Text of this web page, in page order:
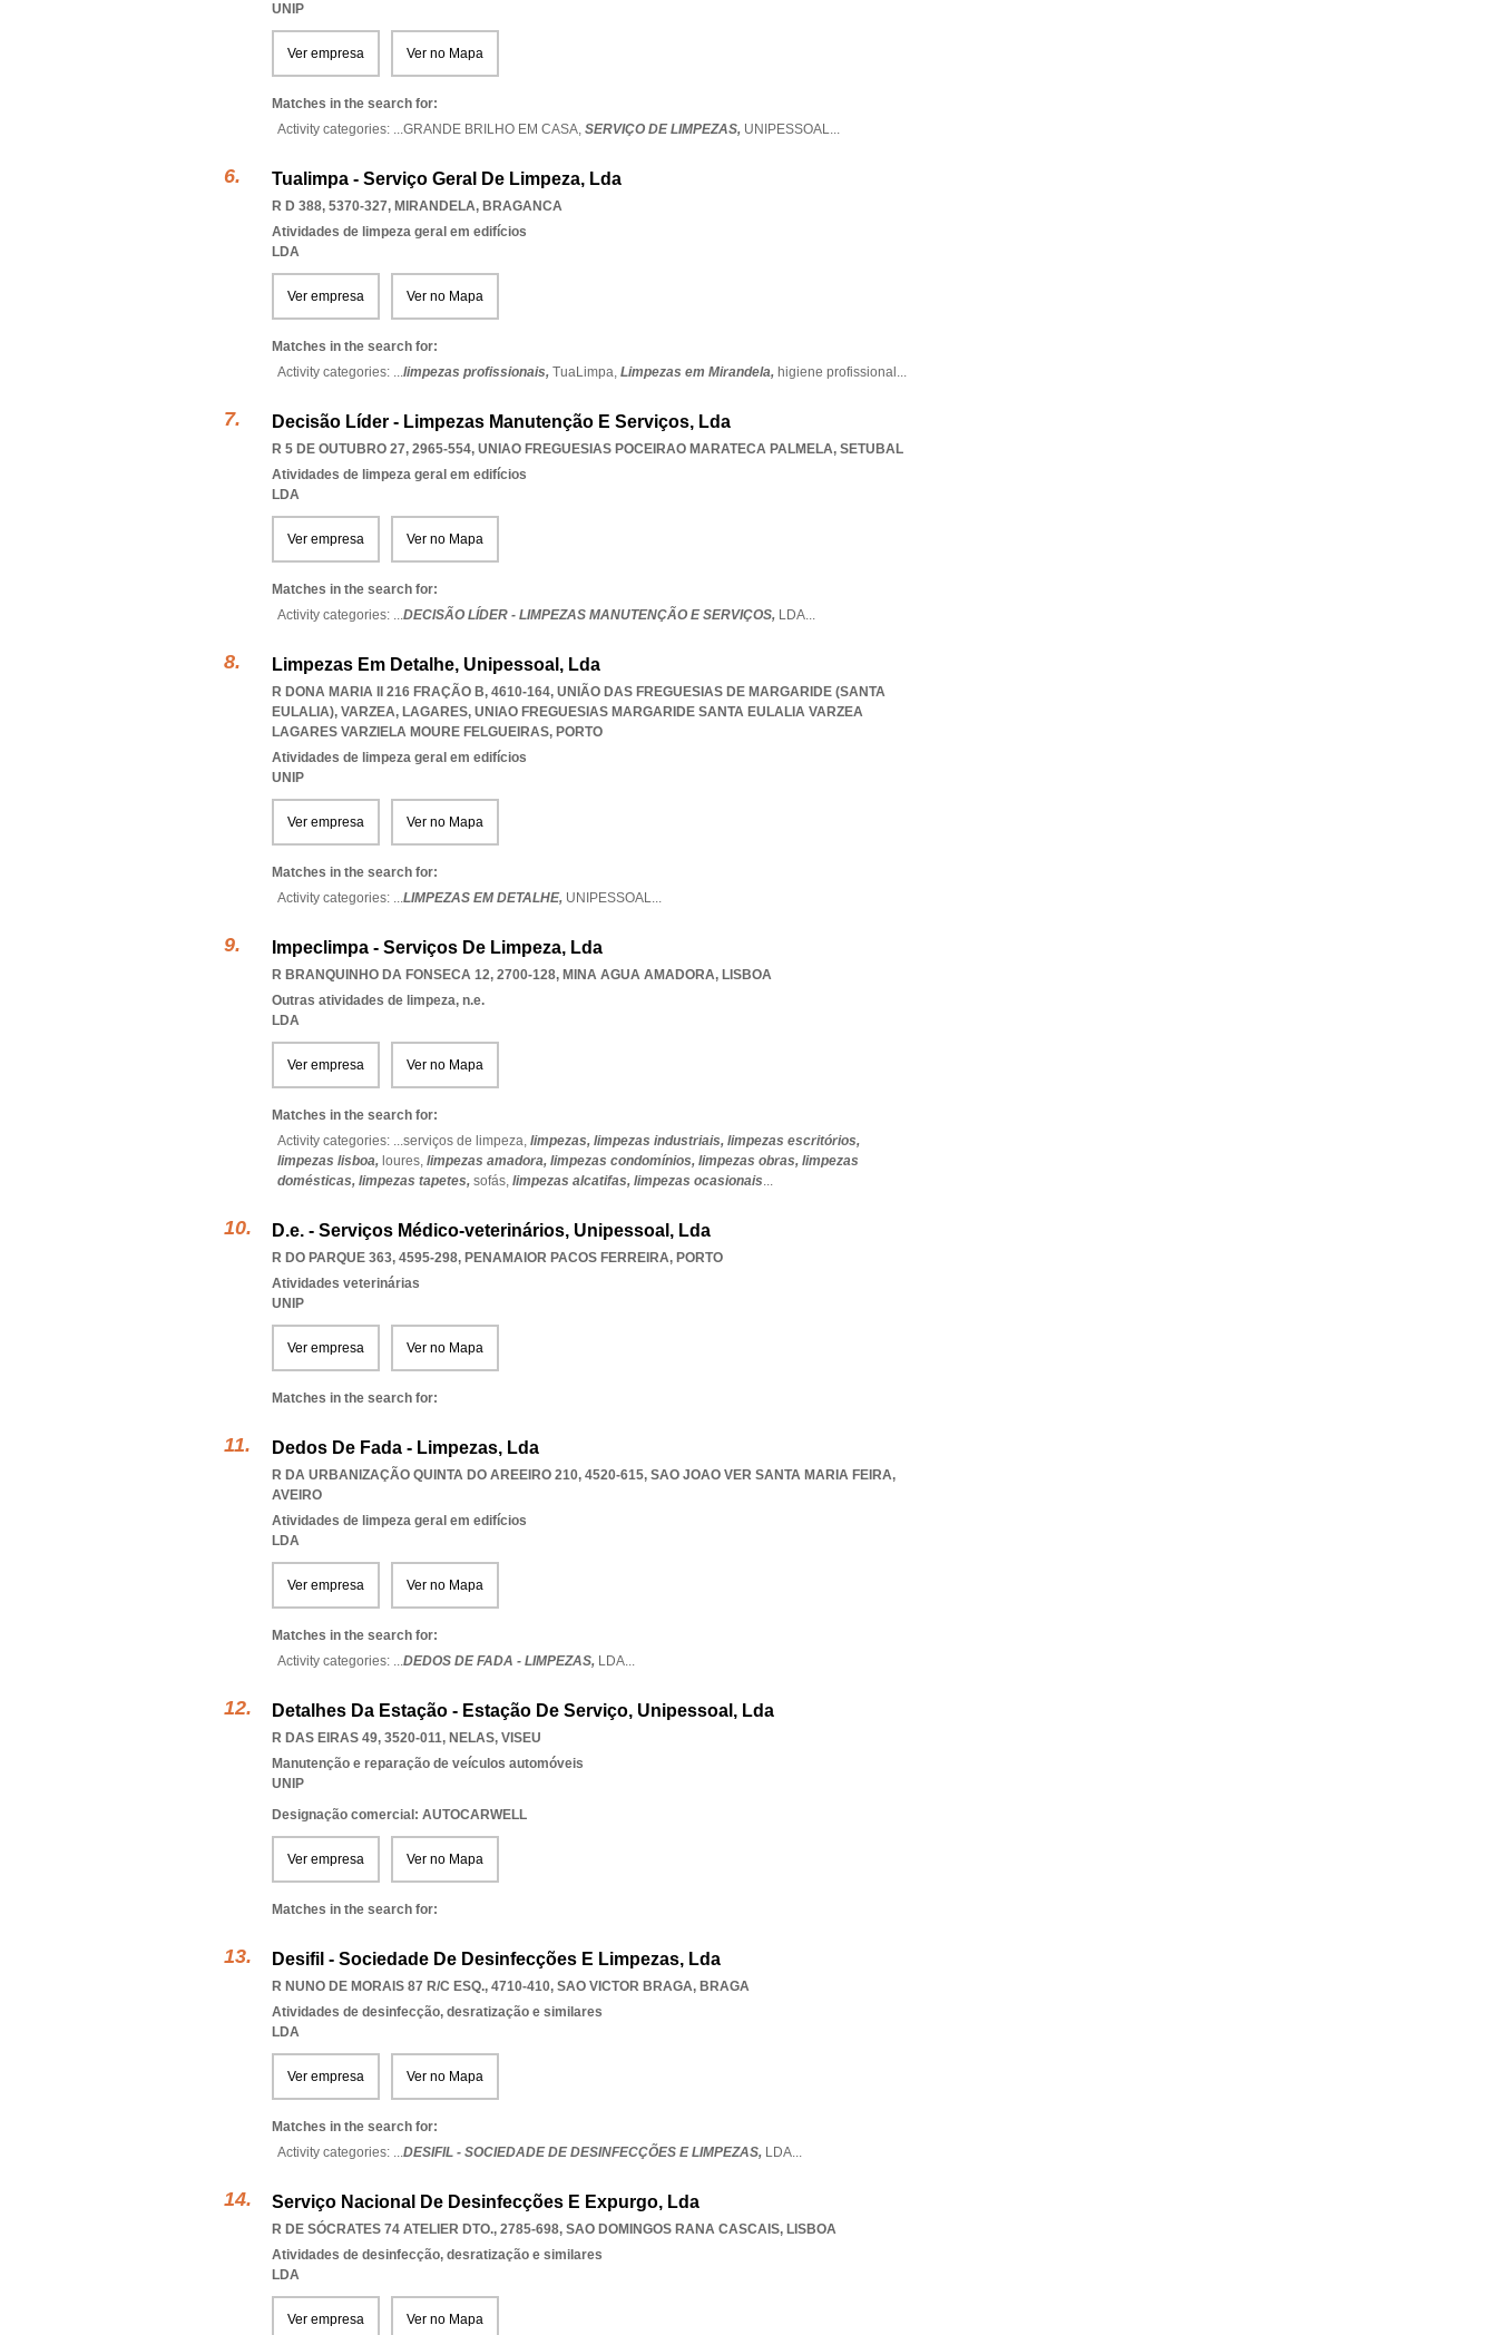
UNIP
Ver empresa Ver no Mapa
Matches in the search for:
Activity categories: ...GRANDE BRILHO EM CASA, SERVIÇO DE LIMPEZAS, UNIPESSOAL...
Tualimpa - Serviço Geral De Limpeza, Lda
R D 388, 5370-327, MIRANDELA, BRAGANCA
Atividades de limpeza geral em edifícios
LDA
Ver empresa Ver no Mapa
Matches in the search for:
Activity categories: ...limpezas profissionais, TuaLimpa, Limpezas em Mirandela, higiene profissional ...
Decisão Líder - Limpezas Manutenção E Serviços, Lda
R 5 DE OUTUBRO 27, 2965-554, UNIAO FREGUESIAS POCEIRAO MARATECA PALMELA, SETUBAL
Atividades de limpeza geral em edifícios
LDA
Ver empresa Ver no Mapa
Matches in the search for:
Activity categories: ...DECISÃO LÍDER - LIMPEZAS MANUTENÇÃO E SERVIÇOS, LDA...
Limpezas Em Detalhe, Unipessoal, Lda
R DONA MARIA II 216 FRAÇÃO B, 4610-164, UNIÃO DAS FREGUESIAS DE MARGARIDE (SANTA
EULALIA), VARZEA, LAGARES, UNIAO FREGUESIAS MARGARIDE SANTA EULALIA VARZEA
LAGARES VARZIELA MOURE FELGUEIRAS, PORTO
Atividades de limpeza geral em edifícios
UNIP
Ver empresa Ver no Mapa
Matches in the search for:
Activity categories: ...LIMPEZAS EM DETALHE, UNIPESSOAL...
Impeclimpa - Serviços De Limpeza, Lda
R BRANQUINHO DA FONSECA 12, 2700-128, MINA AGUA AMADORA, LISBOA
Outras atividades de limpeza, n.e.
LDA
Ver empresa Ver no Mapa
Matches in the search for:
Activity categories: ...serviços de limpeza, limpezas, limpezas industriais, limpezas escritórios,
limpezas lisboa, loures, limpezas amadora, limpezas condomínios, limpezas obras, limpezas
domésticas, limpezas tapetes, sofás, limpezas alcatifas, limpezas ocasionais...
D.e. - Serviços Médico-veterinários, Unipessoal, Lda
R DO PARQUE 363, 4595-298, PENAMAIOR PACOS FERREIRA, PORTO
Atividades veterinárias
UNIP
Ver empresa Ver no Mapa
Matches in the search for:
Dedos De Fada - Limpezas, Lda
R DA URBANIZAÇÃO QUINTA DO AREEIRO 210, 4520-615, SAO JOAO VER SANTA MARIA FEIRA,
AVEIRO
Atividades de limpeza geral em edifícios
LDA
Ver empresa Ver no Mapa
Matches in the search for:
Activity categories: ...DEDOS DE FADA - LIMPEZAS, LDA...
Detalhes Da Estação - Estação De Serviço, Unipessoal, Lda
R DAS EIRAS 49, 3520-011, NELAS, VISEU
Manutenção e reparação de veículos automóveis
UNIP
Designação comercial: AUTOCARWELL
Ver empresa Ver no Mapa
Matches in the search for:
Desifil - Sociedade De Desinfecções E Limpezas, Lda
R NUNO DE MORAIS 87 R/C ESQ., 4710-410, SAO VICTOR BRAGA, BRAGA
Atividades de desinfecção, desratização e similares
LDA
Ver empresa Ver no Mapa
Matches in the search for:
Activity categories: ...DESIFIL - SOCIEDADE DE DESINFECÇÕES E LIMPEZAS, LDA...
Serviço Nacional De Desinfecções E Expurgo, Lda
R DE SÓCRATES 74 ATELIER DTO., 2785-698, SAO DOMINGOS RANA CASCAIS, LISBOA
Atividades de desinfecção, desratização e similares
LDA
Ver empresa Ver no Mapa